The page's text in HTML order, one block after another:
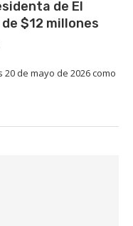
de El
$12 millones
de mayo de 2026 como